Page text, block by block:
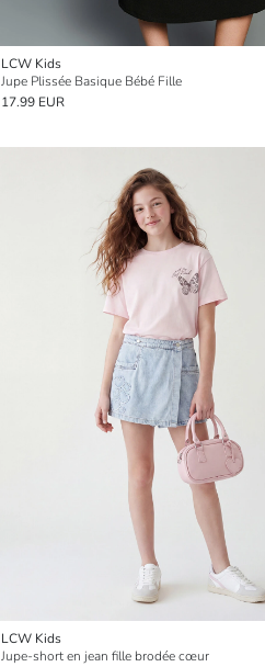
LCW Kids
Jupe Plissée Basique Bébé Fille
17.99 EUR
LCW Kids
Jupe-short en jean fille brodée cœur